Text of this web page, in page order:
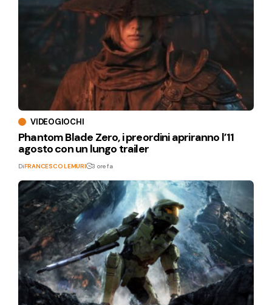
VIDEOGIOCHI
Phantom Blade Zero, i preordini apriranno l’11
agosto con un lungo trailer
DiFRANCESCO LEMURI 3 ore fa